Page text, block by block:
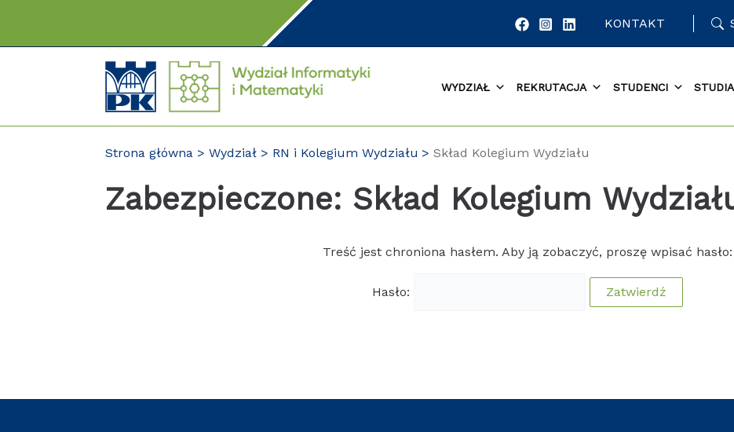
KONTAKT
WYDZIAŁ REKRUTACJA STUDENCI STUDIA
Strona główna Wydział RN i Kolegium Wydziału Skład Kolegium Wydziału
Zabezpieczone: Skład Kolegium
Treść jest chroniona hasłem. Aby ją zobaczyć, proszę wpisać hasło:
Hasło: